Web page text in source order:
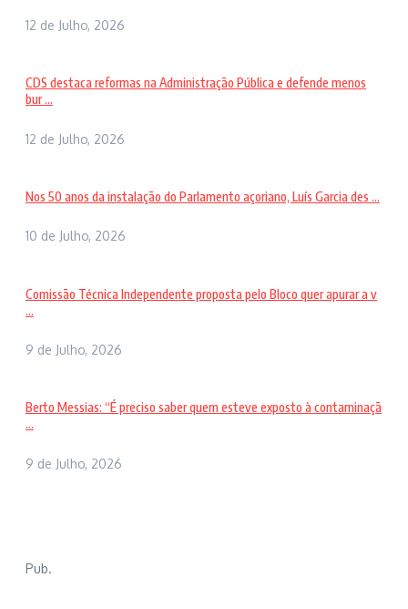
12 de Julho, 2026
CDS destaca reformas na Administração Pública e defende menos
bur ...
12 de Julho, 2026
Nos 50 anos da instalação do Parlamento açoriano, Luís Garcia des ...
10 de Julho, 2026
Comissão Técnica Independente proposta pelo Bloco quer apurar a v
...
9 de Julho, 2026
Berto Messias: “É preciso saber quem esteve exposto à contaminaçã
...
9 de Julho, 2026
Pub.